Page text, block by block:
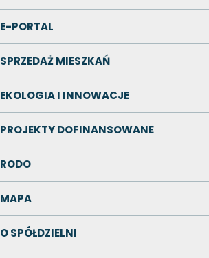
E-PORTAL
SPRZEDAŻ MIESZKAŃ
EKOLOGIA I INNOWACJE
PROJEKTY DOFINANSOWANE
RODO
MAPA
O SPÓŁDZIELNI